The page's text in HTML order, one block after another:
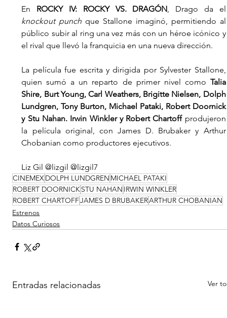
En ROCKY IV: ROCKY VS. DRAGÓN
knockout punch que Stallone imaginó, permitiendo al
público subir al ring una vez más con un héroe icónico y
el rival que llevó la franquicia en una nueva dirección.
La película fue escrita y dirigida por Sylvester Stallone,
quien sumó a un reparto de primer nivel como Talia
Shire, Burt Young, Carl Weathers, Brigitte Nielsen, Dolph
Lundgren, Tony Burton, Michael Pataki, Robert Doornick
y Stu Nahan. Irwin Winkler y Robert Chartoff produjeron
la película original, con James D. Brubaker y Arthur
Chobanian como productores ejecutivos.
Liz Gil @lizgil @lizgil7
CINEMEXDOLPH LUNDGREN MICHAEL PATAKI
ROBERT DOORNICKSTU NAHAN IRWIN WINKLER
ROBERT CHARTOFFJAMES D BRUBAKERARTHUR CHOBANIAN
Estrenos
Datos Curiosos
Entradas relacionadas Ver